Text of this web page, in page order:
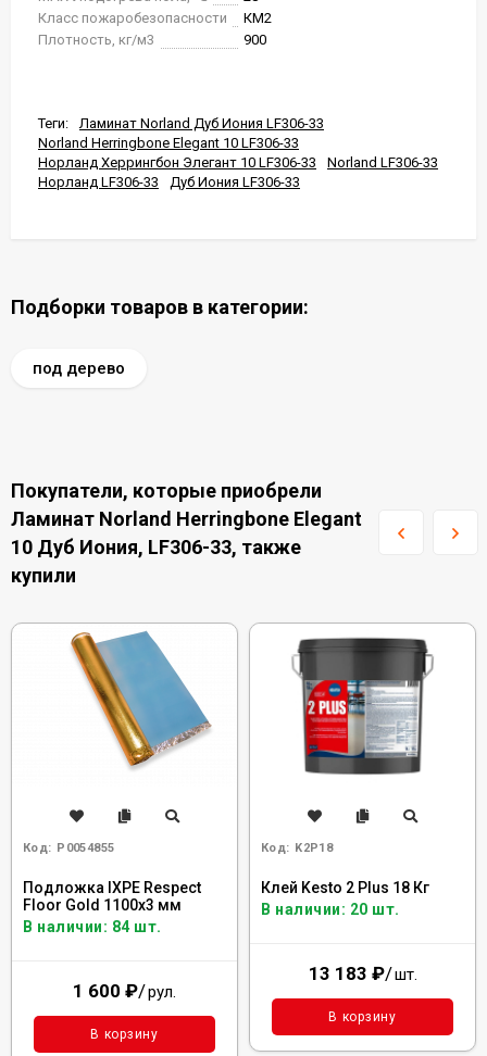
Класс пожаробезопасности
КМ2
Плотность, кг/м3
900
Теги:
Ламинат Norland Дуб Иония LF306-33
Norland Herringbone Elegant 10 LF306-33
Норланд Херрингбон Элегант 10 LF306-33
Norland LF306-33
Норланд LF306-33
Дуб Иония LF306-33
Подборки товаров в категории:
под дерево
Покупатели, которые приобрели
Ламинат Norland Herringbone Elegant
10 Дуб Иония, LF306-33, также
купили
Код: Р0054855
Подложка IXPE Respect
Floor Gold 1100х3 мм
В наличии: 84 шт.
1 600 ₽/рул.
В корзину
Код: K2P18
Клей Kesto 2 Plus 18 Кг
В наличии: 20 шт.
13 183 ₽/шт.
В корзину